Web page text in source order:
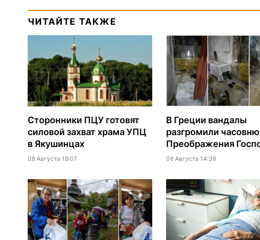
ЧИТАЙТЕ ТАКЖЕ
Сторонники ПЦУ готовят
силовой захват храма УПЦ
в Якушинцах
08 Августа 19:07
В Греции вандалы
разгромили часовню
Преображения
08 Августа 14:38